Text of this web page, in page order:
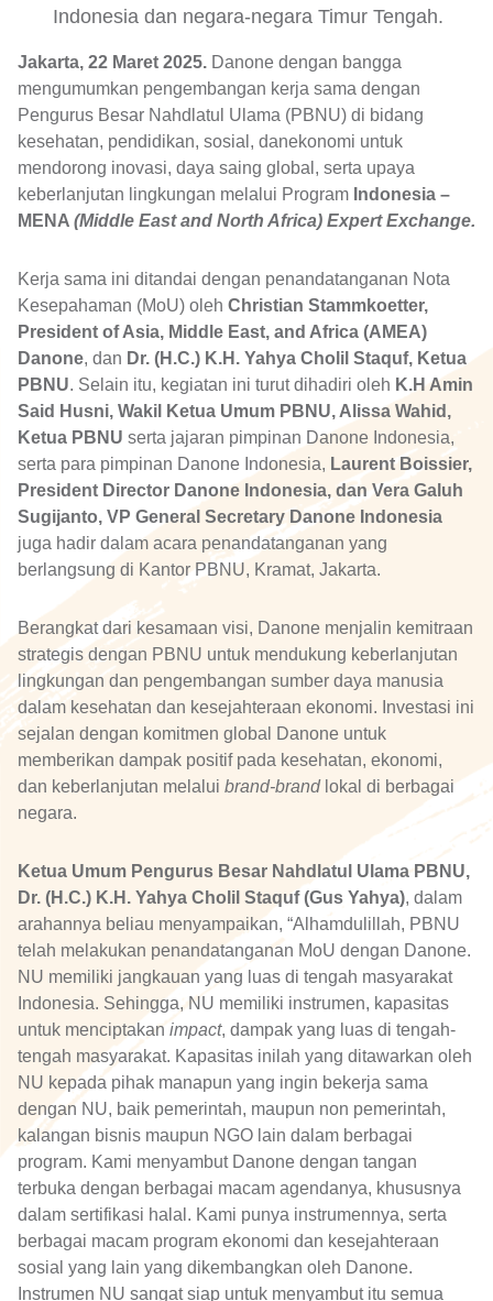
Indonesia dan negara-negara Timur Tengah.
Jakarta, 22 Maret 2025. Danone dengan bangga
mengumumkan pengembangan kerja sama dengan
Pengurus Besar Nahdlatul Ulama (PBNU) di bidang
kesehatan, pendidikan, sosial, danekonomi untuk
mendorong inovasi, daya saing global, serta upaya
keberlanjutan lingkungan melalui Program Indonesia –
MENA (Middle East and North Africa) Expert Exchange.
Kerja sama ini ditandai dengan penandatanganan Nota
Kesepahaman (MoU) oleh Christian Stammkoetter,
President of Asia, Middle East, and Africa (AMEA)
Danone, dan Dr. (H.C.) K.H. Yahya Cholil Staquf, Ketua
PBNU. Selain itu, kegiatan ini turut dihadiri oleh K.H Amin
Said Husni, Wakil Ketua Umum PBNU, Alissa Wahid,
Ketua PBNU serta jajaran pimpinan Danone Indonesia,
serta para pimpinan Danone Indonesia, Laurent Boissier,
President Director Danone Indonesia, dan Vera Galuh
Sugijanto, VP General Secretary Danone Indonesia
juga hadir dalam acara penandatanganan yang
berlangsung di Kantor PBNU, Kramat, Jakarta.
Berangkat dari kesamaan visi, Danone menjalin kemitraan
strategis dengan PBNU untuk mendukung keberlanjutan
lingkungan dan pengembangan sumber daya manusia
dalam kesehatan dan kesejahteraan ekonomi. Investasi ini
sejalan dengan komitmen global Danone untuk
memberikan dampak positif pada kesehatan, ekonomi,
dan keberlanjutan melalui brand-brandlokal di berbagai
negara.
Ketua Umum Pengurus Besar Nahdlatul Ulama PBNU,
Dr. (H.C.) K.H. Yahya Cholil Staquf (Gus Yahya), dalam
arahannya beliau menyampaikan, “Alhamdulillah, PBNU
telah melakukan penandatanganan MoU dengan Danone.
NU memiliki jangkauan yang luas di tengah masyarakat
Indonesia. Sehingga, NU memiliki instrumen, kapasitas
untuk menciptakan impact, dampak yang luas di tengah-
tengah masyarakat. Kapasitas inilah yang ditawarkan oleh
NU kepada pihak manapun yang ingin bekerja sama
dengan NU, baik pemerintah, maupun non pemerintah,
kalangan bisnis maupun NGO lain dalam berbagai
program. Kami menyambut Danone dengan tangan
terbuka dengan berbagai macam agendanya, khususnya
dalam sertifikasi halal. Kami punya instrumennya, serta
berbagai macam program ekonomi dan kesejahteraan
sosial yang lain yang dikembangkan oleh Danone.
Instrumen NU sangat siap untuk menyambut itu semua